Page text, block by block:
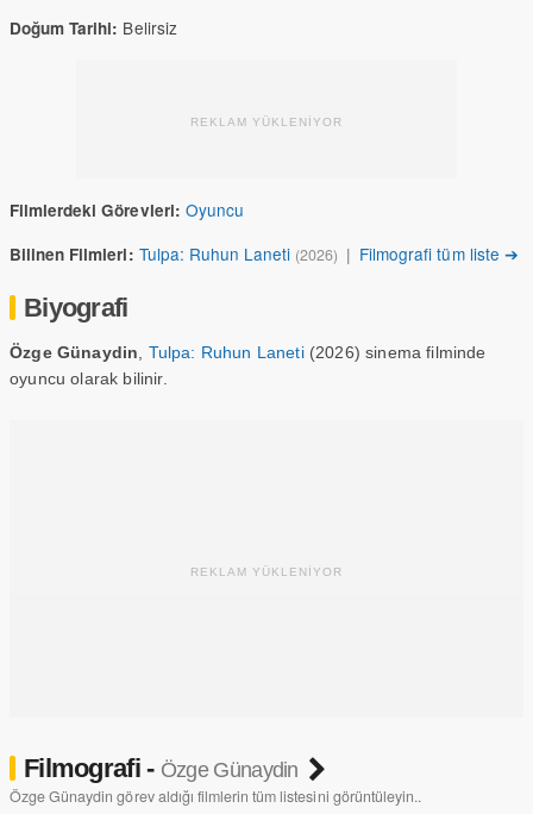
Doğum Tarihi: Belirsiz
REKLAM YÜKLENİYOR
Filmlerdeki Görevleri: Oyuncu
Bilinen Filmleri: Tulpa: Ruhun Laneti (2026) | Filmografi tüm liste ➔
Biyografi
Özge Günaydin Tulpa: Ruhun Laneti(2026) sinema filminde
oyuncu olarak bilinir.
REKLAM YÜKLENİYOR
Filmografi - Özge Günaydin
Özge Günaydin görev aldığı filmlerin tüm listesini görüntüleyin..